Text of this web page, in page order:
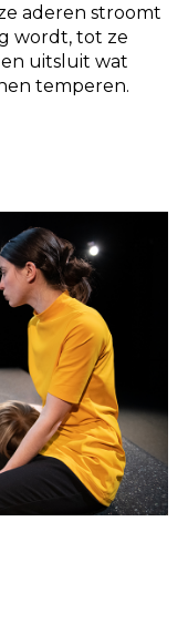
aderen stroomt
wordt, tot ze
uitsluit wat
temperen.